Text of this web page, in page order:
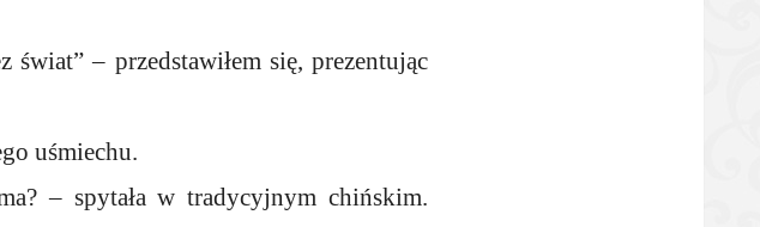
– przedstawiłem się, prezentując
uśmiechu.
– spytała w tradycyjnym chińskim.